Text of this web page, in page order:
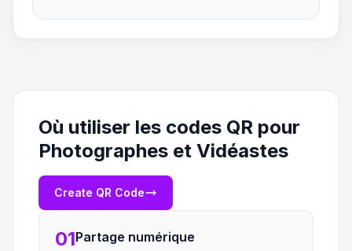
Où utiliser les codes QR pour
Photographes et Vidéastes
Create QR Code
01Partage numérique